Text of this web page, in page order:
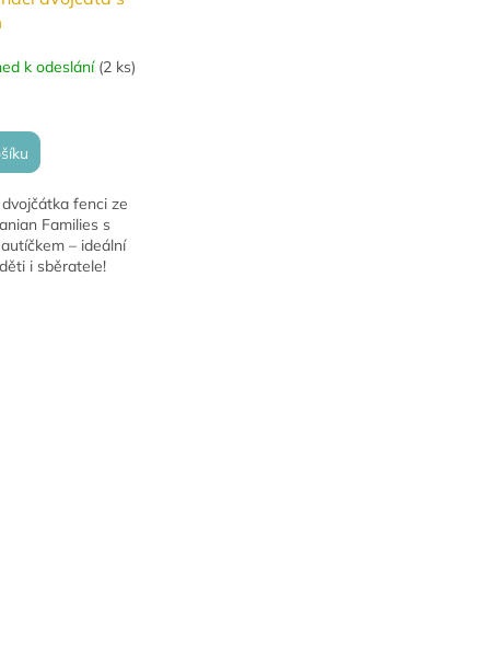
k odeslání (2 ks)
fenci ze
Families s
– ideální
i sběratele!